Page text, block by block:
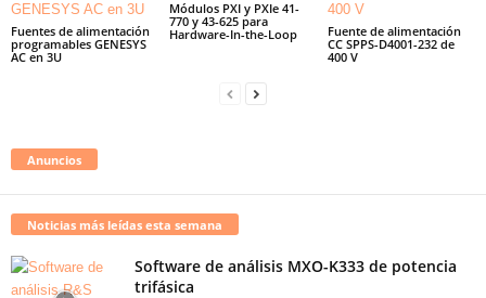
Fuentes de alimentación
programables GENESYS
AC en 3U
Módulos PXI y PXIe 41-
770 y 43-625 para
Hardware-In-the-Loop
Fuente de alimentación
CC SPPS-D4001-232 de
400 V
Anuncios
Noticias más leídas esta semana
Software de análisis MXO-K333 de potencia
trifásica